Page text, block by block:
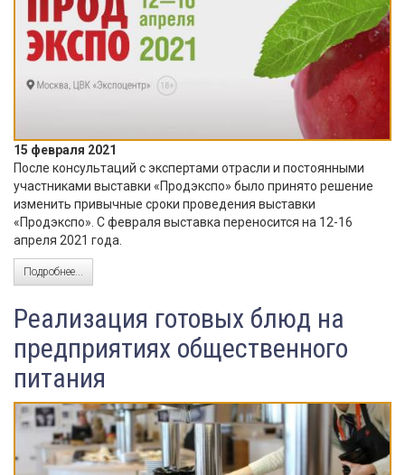
15 февраля 2021
После консультаций с экспертами отрасли и постоянными
участниками выставки «Продэкспо» было принято решение
изменить привычные сроки проведения выставки
«Продэкспо». С февраля выставка переносится на 12-16
апреля 2021 года.
Подробнее...
Реализация готовых блюд на
предприятиях общественного
питания